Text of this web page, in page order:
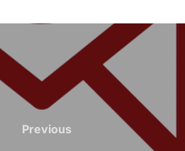
Previous
Previous